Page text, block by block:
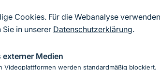
Cookies. Für die Webanalyse
in unserer Datenschutzerklärung.
externer Medien
Videoplattformen werden standardmäßig blockiert.
Standarddatenbögen Deutschlands
enthalten die zur Veröffentlichung